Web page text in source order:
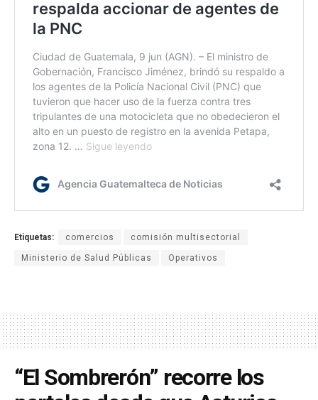
Etiquetas: comercios comisión multisectorial
Ministerio de Salud Públicas Operativos
“El Sombrerón” recorre los